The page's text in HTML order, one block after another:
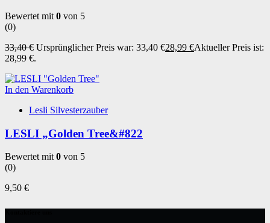
Bewertet mit 0 von 5
(0)
33,40€ Ursprünglicher Preis war: 33,40 €28,99 €Aktueller Preis ist:
28,99 €.
In den Warenkorb
Lesli Silvesterzauber
LESLI „Golden Tree&#822
Bewertet mit 0 von 5
(0)
9,50 €